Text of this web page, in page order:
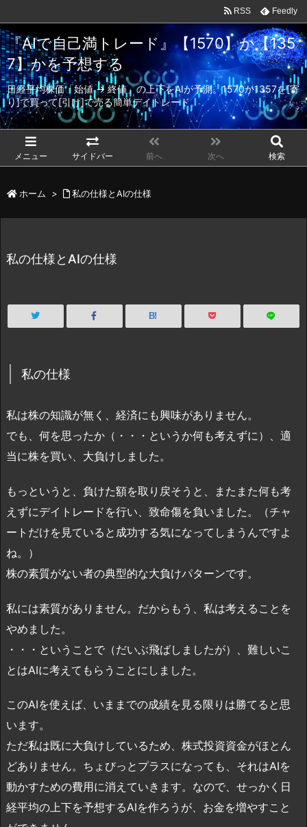
『AIで自己満トレード』【1570】か【135
7】かを予想する
日経平均株価「始値 → 終値」の上下をAIが予測。1570か1357を[寄
り]で買って[引け]で売る簡単デイトレード。
メニュー サイドバー 前へ 次へ 検索
RSS Feedly
ホーム > 私の仕様とAIの仕様
私の仕様とAIの仕様
B!
私の仕様
私は株の知識が無く、経済にも興味がありません。
でも、何を思ったか（・・・というか何も考えずに）、適
当に株を買い、大負けしました。
もっというと、負けた額を取り戻そうと、またまた何も考
えずにデイトレードを行い、致命傷を負いました。（チャ
ートだけを見ていると成功する気になってしまうんですよ
ね。）
株の素質がない者の典型的な大負けパターンです。
私には素質がありません。だからもう、私は考えることを
やめました。
・・・ということで（だいぶ飛ばしましたが）、難しいこ
とはAIに考えてもらうことにしました。
このAIを使えば、いままでの成績を見る限りは勝てると思
います。
ただ私は既に大負けしているため、株式投資資金がほとん
どありません。ちょびっとプラスになっても、それはAIを
動かすための費用に消えていきます。なので、せっかく日
経平均の上下を予想するAIを作ろうが、お金を増やすこと